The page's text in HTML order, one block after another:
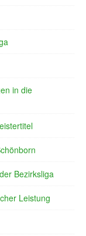
in die
Bezirksliga
Leistung